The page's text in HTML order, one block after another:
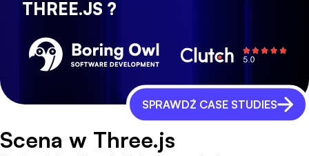
THREE.JS ?
SPRAWDŹ CASE STUDIES
Scena w Three.js